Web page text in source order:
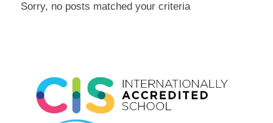
Sorry, no posts matched your criteria